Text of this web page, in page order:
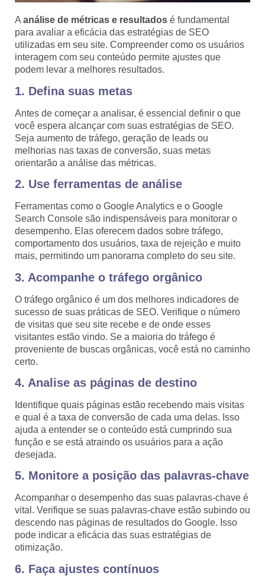
A análise de métricas e resultados é fundamental
para avaliar a eficácia das estratégias de SEO
utilizadas em seu site. Compreender como os usuários
interagem com seu conteúdo permite ajustes que
podem levar a melhores resultados.
1. Defina suas metas
Antes de começar a analisar, é essencial definir o que
você espera alcançar com suas estratégias de SEO.
Seja aumento de tráfego, geração de leads ou
melhorias nas taxas de conversão, suas metas
orientarão a análise das métricas.
2. Use ferramentas de análise
Ferramentas como o Google Analytics e o Google
Search Console são indispensáveis para monitorar o
desempenho. Elas oferecem dados sobre tráfego,
comportamento dos usuários, taxa de rejeição e muito
mais, permitindo um panorama completo do seu site.
3. Acompanhe o tráfego orgânico
O tráfego orgânico é um dos melhores indicadores de
sucesso de suas práticas de SEO. Verifique o número
de visitas que seu site recebe e de onde esses
visitantes estão vindo. Se a maioria do tráfego é
proveniente de buscas orgânicas, você está no caminho
certo.
4. Analise as páginas de destino
Identifique quais páginas estão recebendo mais visitas
e qual é a taxa de conversão de cada uma delas. Isso
ajuda a entender se o conteúdo está cumprindo sua
função e se está atraindo os usuários para a ação
desejada.
5. Monitore a posição das palavras-chave
Acompanhar o desempenho das suas palavras-chave é
vital. Verifique se suas palavras-chave estão subindo ou
descendo nas páginas de resultados do Google. Isso
pode indicar a eficácia das suas estratégias de
otimização.
6. Faça ajustes contínuos